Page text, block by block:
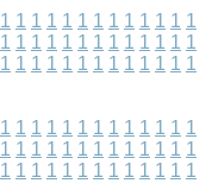
1 1 1 1 1 1 1 1 1 1 1 1 1
1 1 1 1 1 1 1 1 1 1 1 1 1
1 1 1 1 1 1 1 1 1 1 1 1 1
1 1 1 1 1 1 1 1 1 1 1 1 1
1 1 1 1 1 1 1 1 1 1 1 1 1
1 1 1 1 1 1 1 1 1 1 1 1 1